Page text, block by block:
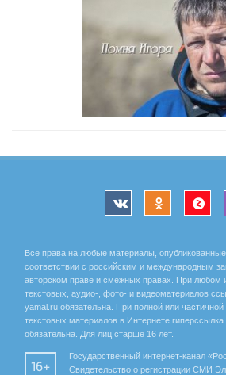
Все права на любые материалы,
соответствии с российским и международным
авторском праве и смежных правах. При любом
текстовых, аудио-, фото- и видеоматериалов
yamal.ru обязательна. При полной или частичной
текстовых материалов в Интернете
обязательна. Для лиц старше 16 лет.
16+
Государственный интернет-канал
Свидетельство о регистрации СМИ